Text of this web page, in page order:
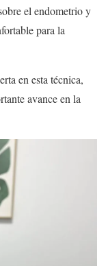
el endometrio y
para la
en esta técnica,
avance en la